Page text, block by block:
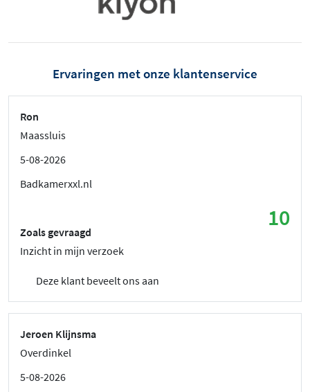
Ervaringen met onze klantenservice
Ron
Maassluis
5-08-2026
Badkamerxxl.nl
10
Zoals gevraagd
Inzicht in mijn verzoek
Deze klant beveelt ons aan
Jeroen Klijnsma
Overdinkel
5-08-2026